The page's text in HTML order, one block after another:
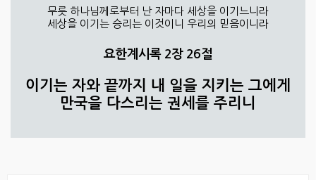
무릇 하나님께로부터 난 자마다 세상을 이기느니라
세상을 이기는 승리는 이것이니 우리의 믿음이니라
요한계시록 2장 26절
이기는 자와 끝까지 내 일을 지키는 그에게
만국을 다스리는 권세를 주리니